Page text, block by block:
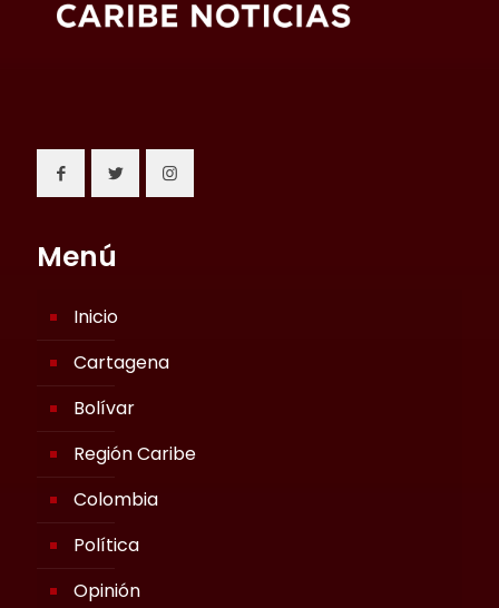
Menú
Inicio
Cartagena
Bolívar
Región Caribe
Colombia
Política
Opinión